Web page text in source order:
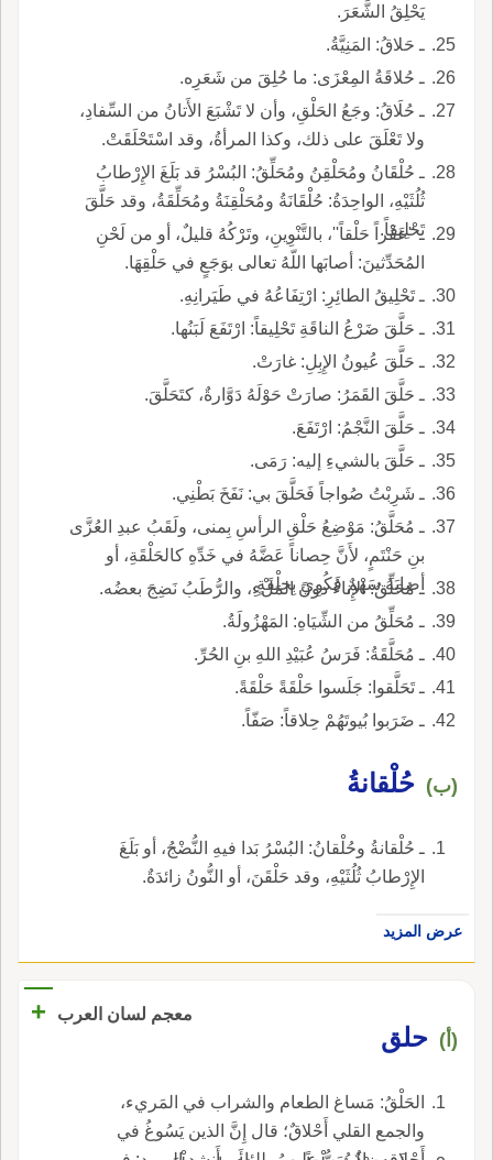
يَحْلِقُ الشَّعَرَ.
ـ حَلاقُ: المَنِيَّةُ.
ـ حُلاقَةُ المِعْزَى: ما حُلِقَ من شَعَرِه.
ـ حُلَاقُ: وجَعُ الحَلْقِ، وأن لا تَشْبَعَ الأَتانُ من السِّفادِ،
ولا تَعْلَقَ على ذلك، وكذا المرأةُ، وقد اسْتَحْلَقَتْ.
ـ حُلْقَانُ ومُحَلْقِنُ ومُحَلِّقُ: البُسْرُ قد بَلَغَ الإِرْطابُ
ثُلُثَيْهِ، الواحِدَةُ: حُلْقَانَةُ ومُحَلْقِنَةُ ومُحَلِّقَةُ، وقد حَلَّقَ
تَحْلِيقاً.
ـ ''عَقْراً حَلْقاً''، بالتَّنْوِينِ، وتَرْكُهُ قليلٌ، أو من لَحْنِ
المُحَدِّثينَ: أصابَها اللّهُ تعالى بوَجَعٍ في حَلْقِهَا.
ـ تَحْلِيقُ الطائِرِ: ارْتِفَاعُهُ في طَيَرانِهِ.
ـ حَلَّقَ ضَرْعُ الناقَةِ تَحْلِيقاً: ارْتَفَعَ لَبَنُها.
ـ حَلَّقَ عُيونُ الإِبِلِ: غارَتْ.
ـ حَلَّقَ القَمَرُ: صارَتْ حَوْلَهُ دَوَّارةٌ، كتَحَلَّقَ.
ـ حَلَّقَ النَّجْمُ: ارْتَفَعَ.
ـ حَلَّقَ بالشيءِ إليه: رَمَى.
ـ شَرِبْتُ صُواجاً فَحَلَّقَ بي: نَفَخَ بَطْنِي.
ـ مُحَلَّقُ: مَوْضِعُ حَلْقِ الرأسِ بِمنى، ولَقَبُ عبدِ العُزَّى
بنِ حَنْتَمٍ، لأَنَّ حِصاناً عَضَّهُ في خَدِّهِ كالحَلْقَةِ، أو
أصابَهُ سَهْمٌ فَكُوِيَ بِحلْقَةٍ.
ـ مُحَلِّقُ: الإِناءُ دونَ المَلْءِ، والرُّطَبُ نَضِجَ بعضُه.
ـ مُحَلِّقُ من الشِّيَاهِ: المَهْزُولَةُ.
ـ مُحَلَّقَةُ: فَرَسُ عُبَيْدِ اللهِ بنِ الحُرِّ.
ـ تَحَلَّقوا: جَلَسوا حَلْقَةً حَلْقَةً.
ـ ضَرَبوا بُيوتَهُمْ حِلاقاً: صَفّاً.
(ب) حُلْقانةُ
ـ حُلْقانةُ وحُلْقانُ: البُسْرُ بَدا فيهِ النُّضْجُ، أو بَلَغَ
الإِرْطابُ ثُلُثَيْهِ، وقد حَلْقَنَ، أو النُّونُ زائدَةٌ.
عرض المزيد
معجم لسان العرب +
(أ) حلق
الحَلْقُ: مَساغ الطعام والشراب في المَريء،
والجمع القلي أَحْلاقٌ؛ قال إِنَّ الذين يَسُوغُ في